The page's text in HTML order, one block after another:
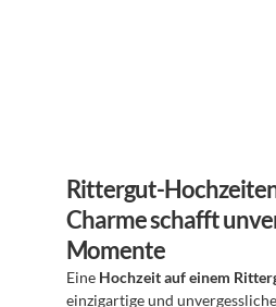
Rittergut-
Charme schafft
Momente
Eine Hochzeit auf einem
einzigartige und